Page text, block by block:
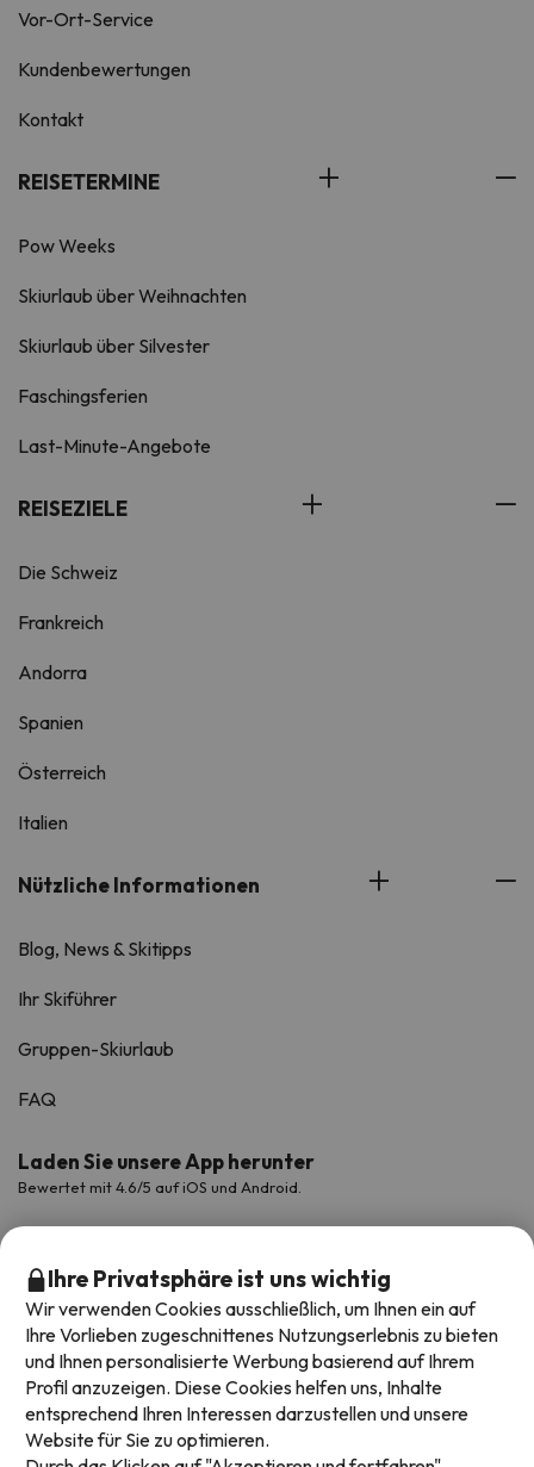
Vor-Ort-Service
Kundenbewertungen
Kontakt
REISETERMINE
Pow Weeks
Skiurlaub über Weihnachten
Skiurlaub über Silvester
Faschingsferien
Last-Minute-Angebote
REISEZIELE
Die Schweiz
Frankreich
Andorra
Spanien
Österreich
Italien
Nützliche Informationen
Blog, News & Skitipps
Ihr Skiführer
Gruppen-Skiurlaub
FAQ
Laden Sie unsere App herunter
Bewertet mit 4.6/5 auf iOS und Android.
Verfügbare Zahlungsarten
Ihre Privatsphäre ist uns wichtig
Wir verwenden Cookies ausschließlich, um Ihnen ein auf
Ihre Vorlieben zugeschnittenes Nutzungserlebnis zu bieten
und Ihnen personalisierte Werbung basierend auf Ihrem
Profil anzuzeigen. Diese Cookies helfen uns, Inhalte
entsprechend Ihren Interessen darzustellen und unsere
Website für Sie zu optimieren.